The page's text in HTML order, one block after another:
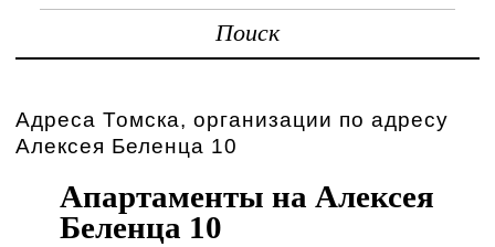
Поиск
Адреса Томска, организации по адресу
Алексея Беленца 10
Апартаменты на Алексея
Беленца 10